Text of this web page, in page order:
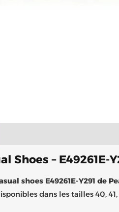
Shoes –
shoes E49261E-Y291 de
dans les tailles 40,